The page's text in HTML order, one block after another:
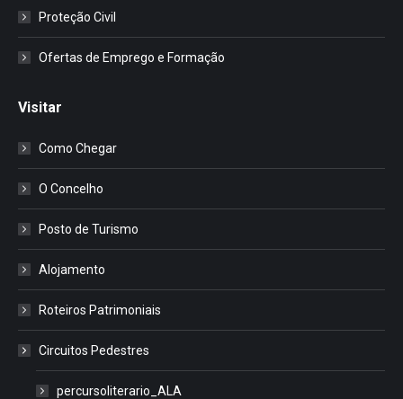
Proteção Civil
Ofertas de Emprego e Formação
Visitar
Como Chegar
O Concelho
Posto de Turismo
Alojamento
Roteiros Patrimoniais
Circuitos Pedestres
percursoliterario_ALA